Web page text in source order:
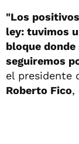
"Los
ley: tuvimos
bloque
seguiremos
el presidente
Roberto Fico,